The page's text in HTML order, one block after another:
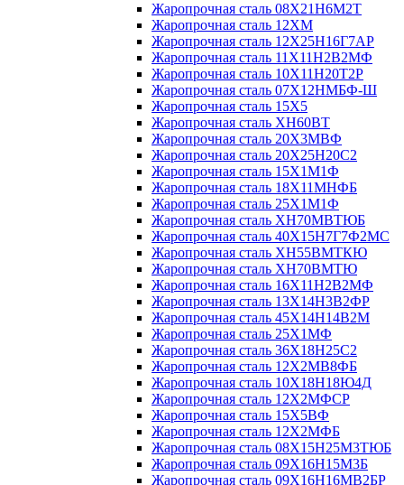
Жаропрочная сталь 08Х21Н6М2Т
Жаропрочная сталь 12ХМ
Жаропрочная сталь 12Х25Н16Г7АР
Жаропрочная сталь 11Х11Н2В2МФ
Жаропрочная сталь 10Х11Н20Т2Р
Жаропрочная сталь 07Х12НМБФ-Ш
Жаропрочная сталь 15Х5
Жаропрочная сталь ХН60ВТ
Жаропрочная сталь 20Х3МВФ
Жаропрочная сталь 20Х25Н20С2
Жаропрочная сталь 15Х1М1Ф
Жаропрочная сталь 18Х11МНФБ
Жаропрочная сталь 25Х1М1Ф
Жаропрочная сталь ХН70МВТЮБ
Жаропрочная сталь 40Х15Н7Г7Ф2МС
Жаропрочная сталь ХН55ВМТКЮ
Жаропрочная сталь ХН70ВМТЮ
Жаропрочная сталь 16Х11Н2В2МФ
Жаропрочная сталь 13Х14Н3В2ФР
Жаропрочная сталь 45Х14Н14В2М
Жаропрочная сталь 25Х1МФ
Жаропрочная сталь 36Х18Н25С2
Жаропрочная сталь 12Х2МВ8ФБ
Жаропрочная сталь 10Х18Н18Ю4Д
Жаропрочная сталь 12Х2МФСР
Жаропрочная сталь 15Х5ВФ
Жаропрочная сталь 12Х2МФБ
Жаропрочная сталь 08Х15Н25М3ТЮБ
Жаропрочная сталь 09Х16Н15М3Б
Жаропрочная сталь 09Х16Н16МВ2БР